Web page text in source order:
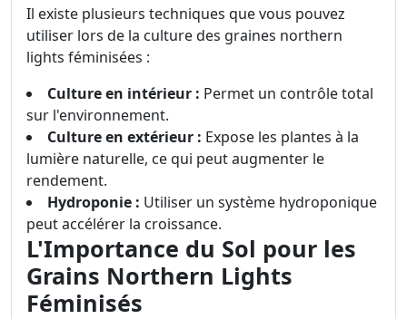
Il existe plusieurs techniques que vous pouvez
utiliser lors de la culture des graines northern
lights féminisées :
Culture en intérieur : Permet un contrôle total
sur l'environnement.
Culture en extérieur : Expose les plantes à la
lumière naturelle, ce qui peut augmenter le
rendement.
Hydroponie : Utiliser un système hydroponique
peut accélérer la croissance.
L'Importance du Sol pour les
Grains Northern Lights
Féminisés